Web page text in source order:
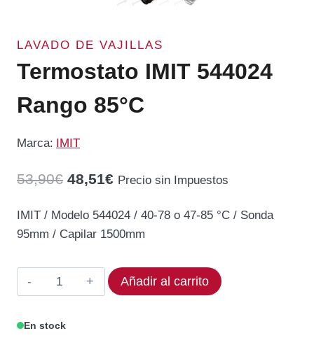
LAVADO DE VAJILLAS
Termostato IMIT 544024
Rango 85°C
Marca: IMIT
53,90€ El
original
53,90€.
48,51€El
actual
48,51€.
Precio sin Impuestos
IMIT / Modelo 544024 / 40-78 o 47-85 °C / Sonda
95mm / Capilar 1500mm
Termostato
IMIT
Rango
Añadir al carrito
En stock